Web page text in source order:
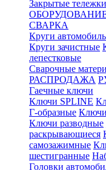
Закрытые тележки
СВАРКА
Круги
Круги зачистные
лепестковые
Сварочные
РАСПРОДАЖА
Гаечные ключи
Ключи SPLINE
Г-образные
Ключи разводные
раскрывающиеся
самозажимные
шестигранные
Головки